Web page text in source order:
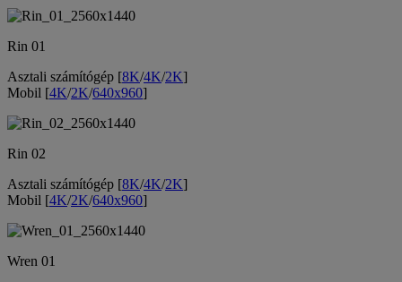
Rin 01
Asztali számítógép [8K/4K/2K]
Mobil [4K/2K/640x960]
Rin 02
Asztali számítógép [8K/4K/2K]
Mobil [4K/2K/640x960]
Wren 01